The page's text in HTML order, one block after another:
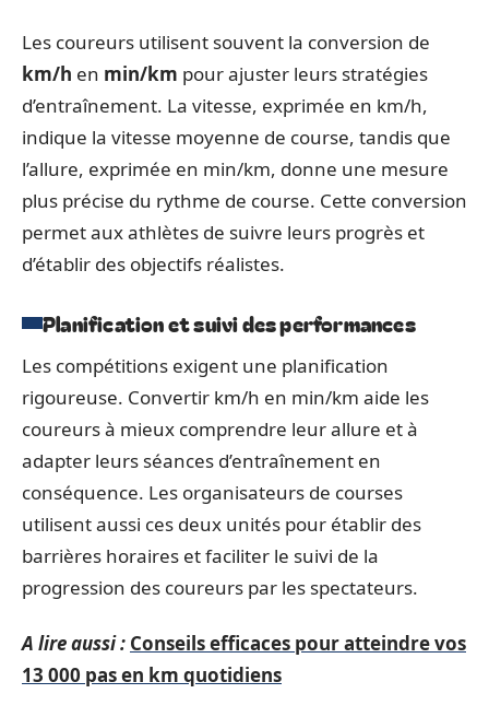
Les coureurs utilisent souvent la conversion de
km/h en min/km pour ajuster leurs stratégies
d’entraînement. La vitesse, exprimée en km/h,
indique la vitesse moyenne de course, tandis que
l’allure, exprimée en min/km, donne une mesure
plus précise du rythme de course. Cette conversion
permet aux athlètes de suivre leurs progrès et
d’établir des objectifs réalistes.
Planification et suivi des performances
Les compétitions exigent une planification
rigoureuse. Convertir km/h en min/km aide les
coureurs à mieux comprendre leur allure et à
adapter leurs séances d’entraînement en
conséquence. Les organisateurs de courses
utilisent aussi ces deux unités pour établir des
barrières horaires et faciliter le suivi de la
progression des coureurs par les spectateurs.
A lire aussi : Conseils efficaces pour atteindre vos
13 000 pas en km quotidiens